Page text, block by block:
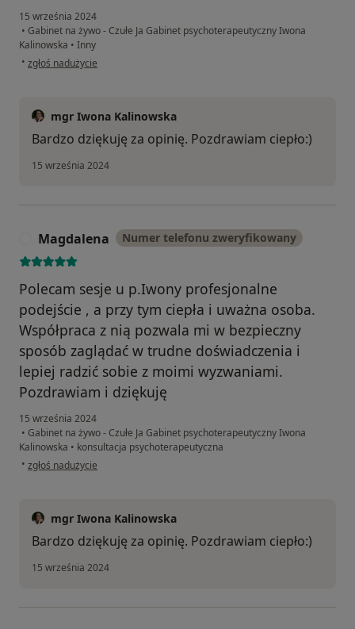
15 września 2024
• Gabinet na żywo - Czułe Ja Gabinet psychoterapeutyczny Iwona
Kalinowska • Inny
• w opinii użytkownika Ewelina B.
zgłoś nadużycie
mgr Iwona Kalinowska
Bardzo dziękuję za opinię. Pozdrawiam ciepło:)
15 września 2024
Magdalena Numer telefonu zweryfikowany
Polecam sesje u p.Iwony profesjonalne
podejście , a przy tym ciepła i uważna osoba.
Współpraca z nią pozwala mi w bezpieczny
sposób zaglądać w trudne doświadczenia i
lepiej radzić sobie z moimi wyzwaniami.
Pozdrawiam i dziękuję
15 września 2024
• Gabinet na żywo - Czułe Ja Gabinet psychoterapeutyczny Iwona
Kalinowska • konsultacja psychoterapeutyczna
• w opinii użytkownika Magdalena
zgłoś nadużycie
mgr Iwona Kalinowska
Bardzo dziękuję za opinię. Pozdrawiam ciepło:)
15 września 2024